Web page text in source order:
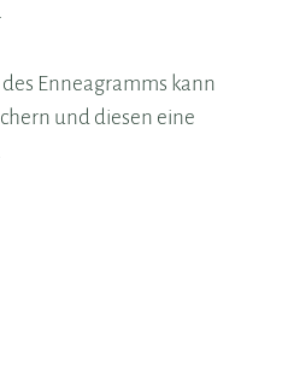
Enneagramms kann
und diesen eine